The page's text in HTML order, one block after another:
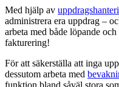
Med hjälp av
administrera era uppdrag –
arbeta med både löpande
fakturering!
För att säkerställa att inga
dessutom arbeta med
funktion bland såväl stora